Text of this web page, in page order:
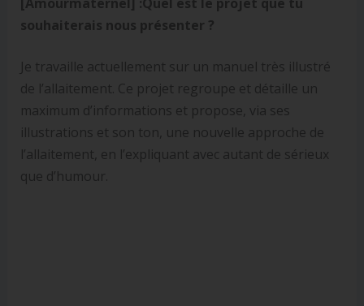
souhaiterais nous présenter ?
Je travaille actuellement sur un manuel très illustré
de l’allaitement. Ce projet regroupe et détaille un
maximum d’informations et propose, via ses
illustrations et son ton, une nouvelle approche de
l’allaitement, en l’expliquant avec autant de sérieux
que d’humour.